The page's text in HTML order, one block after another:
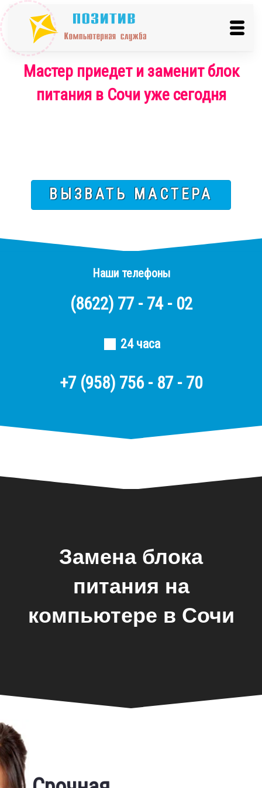
Мастер приедет и заменит блок
питания в Сочи уже сегодня
ВЫЗВАТЬ МАСТЕРА
Наши телефоны
(8622) 77 - 74 - 02
24 часа
+7 (958) 756 - 87 - 70
Замена блока
питания на
компьютере в Сочи
Фирменная гарантия